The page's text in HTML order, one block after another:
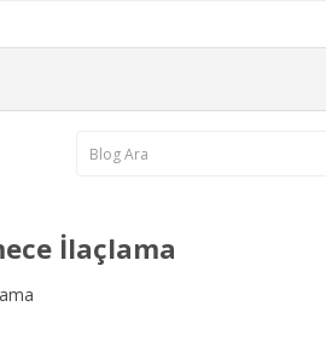
İlaçlama